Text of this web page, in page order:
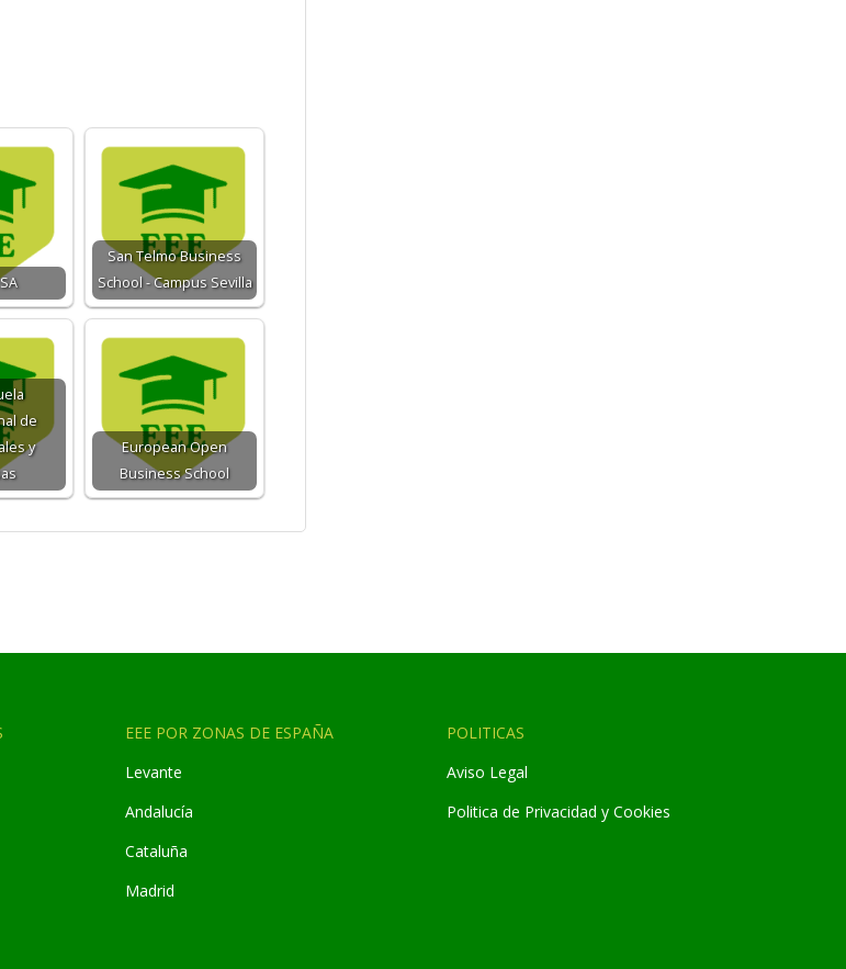
San Telmo Business
School - Campus Sevilla
de
y
European Open
Business School
EEE POR ZONAS DE ESPAÑA
Levante
Andalucía
Cataluña
Madrid
POLITICAS
Aviso Legal
Politica de Privacidad y Cookies